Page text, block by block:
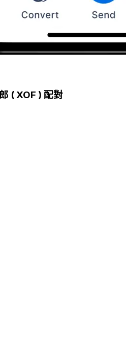
( XOF ) 配對